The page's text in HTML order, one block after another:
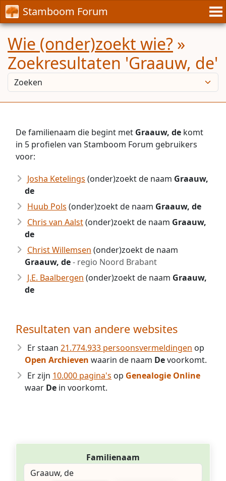
Stamboom Forum
Wie (onder)zoekt wie? »
Zoekresultaten 'Graauw, de'
De familienaam die begint met Graauw, de komt
in 5 profielen van Stamboom Forum gebruikers
voor:
Josha Ketelings (onder)zoekt de naam Graauw,
de
Huub Pols (onder)zoekt de naam Graauw, de
Chris van Aalst(onder)zoekt de naam Graauw,
de
Christ Willemsen (onder)zoekt de naam
Graauw, de- regio Noord Brabant
J.E. Baalbergen (onder)zoekt de naam Graauw,
de
Resultaten van andere websites
Er staan 21.774.933 persoonsvermeldingen op
Open Archieven waarin de naam Devoorkomt.
Er zijn 10.000 pagina's op Genealogie Online
waar De in voorkomt.
Familienaam